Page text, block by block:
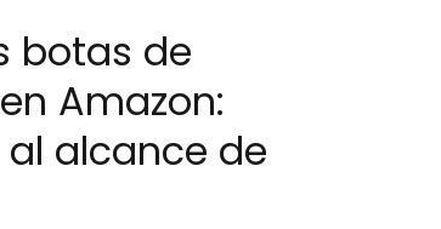
botas de
Amazon:
alcance de